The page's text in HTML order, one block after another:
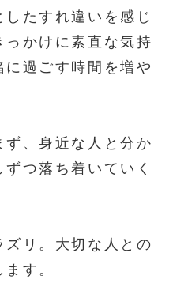
たすれ違いを感じ
かけに素直な気持
過ごす時間を増や
、身近な人と分か
つ落ち着いていく
ズリ。大切な人との
す。